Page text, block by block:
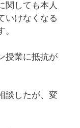
関しても本人
いけなくなる
授業に抵抗が
談したが、変